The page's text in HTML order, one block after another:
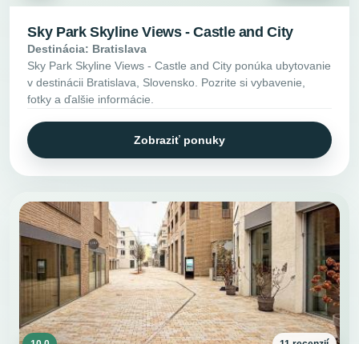
Sky Park Skyline Views - Castle and City
Destinácia: Bratislava
Sky Park Skyline Views - Castle and City ponúka ubytovanie
v destinácii Bratislava, Slovensko. Pozrite si vybavenie,
fotky a ďalšie informácie.
Zobraziť ponuky